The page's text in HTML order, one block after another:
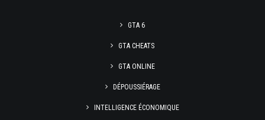
GTA 6
GTA CHEATS
GTA ONLINE
DÉPOUSSIÉRAGE
INTELLIGENCE ÉCONOMIQUE